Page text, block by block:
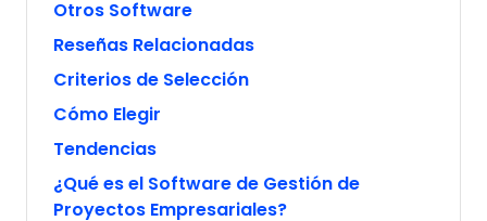
Otros Software
Reseñas Relacionadas
Criterios de Selección
Cómo Elegir
Tendencias
¿Qué es el Software de Gestión de
Proyectos Empresariales?